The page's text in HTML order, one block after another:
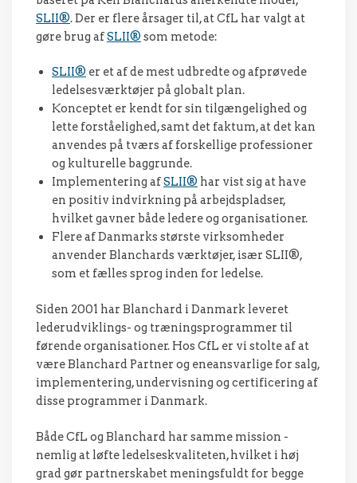
SLII®. Der er flere årsager til, at CfL har valgt at
gøre brug afSLII® som metode:
SLII® er et af de mest udbredte og afprøvede
ledelsesværktøjer på globalt plan.
Konceptet er kendt for sin tilgængelighed og
lette forståelighed, samt det faktum, at det kan
anvendes på tværs af forskellige professioner
og kulturelle baggrunde.
Implementering afSLII® har vist sig at have
en positiv indvirkning på arbejdspladser,
hvilket gavner både ledere og organisationer.
Flere af Danmarks største virksomheder
anvender Blanchards værktøjer, især SLII®,
som et fælles sprog inden for ledelse.
Siden 2001 har Blanchard i Danmark leveret
lederudviklings- og træningsprogrammer til
førende organisationer. Hos CfL er vi stolte af at
være Blanchard Partner og eneansvarlige for salg,
implementering, undervisning og certificering af
disse programmer i Danmark.
Både CfL og Blanchard har samme mission -
nemlig at løfte ledelseskvaliteten, hvilket i høj
grad gør partnerskabet meningsfuldt for begge